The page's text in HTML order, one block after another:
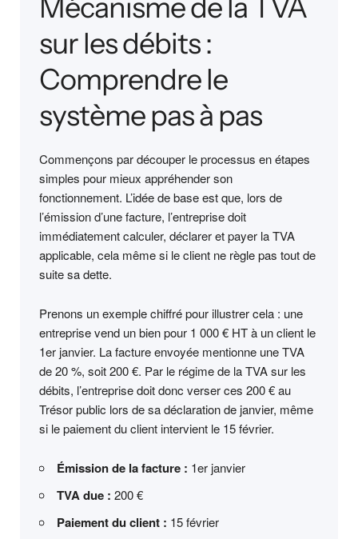
Mécanisme de la TVA
sur les débits :
Comprendre le
système pas à pas
Commençons par découper le processus en étapes
simples pour mieux appréhender son
fonctionnement. L’idée de base est que, lors de
l’émission d’une facture, l’entreprise doit
immédiatement calculer, déclarer et payer la TVA
applicable, cela même si le client ne règle pas tout de
suite sa dette.
Prenons un exemple chiffré pour illustrer cela : une
entreprise vend un bien pour 1 000 € HT à un client le
1er janvier. La facture envoyée mentionne une TVA
de 20 %, soit 200 €. Par le régime de la TVA sur les
débits, l’entreprise doit donc verser ces 200 € au
Trésor public lors de sa déclaration de janvier, même
si le paiement du client intervient le 15 février.
Émission de la facture : 1er janvier
TVA due : 200 €
Paiement du client : 15 février